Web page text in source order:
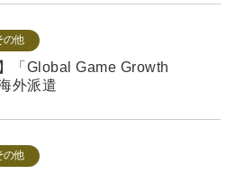
の他
「Global Game Growth
外派遣
の他